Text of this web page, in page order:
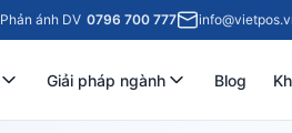
Phản ánh DV 0796 700 777
Giải pháp ngành Blog